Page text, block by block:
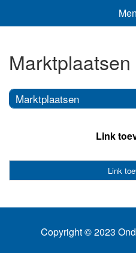
Marktplaatsen
Marktplaatsen
Link
Link
Copyright © 2023